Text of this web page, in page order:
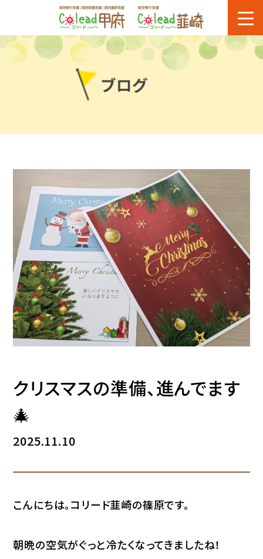
クリスマスの準備、進んでます
🎄
2025.11.10
こんにちは。コリード韮崎の篠原です。
朝晩の空気がぐっと冷たくなってきましたね！